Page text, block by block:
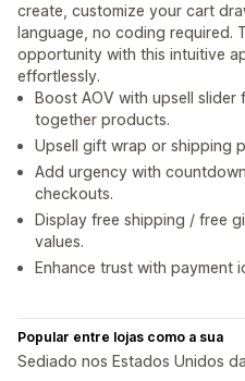
create, customize your cart
language, no coding required.
opportunity with this intuitive
effortlessly.
Boost AOV with upsell
together products.
Upsell gift wrap or shipping
Add urgency with
checkouts.
Display free shipping / free
values.
Enhance trust with payment
Popular entre lojas como a sua
Sediado nos Estados Unidos